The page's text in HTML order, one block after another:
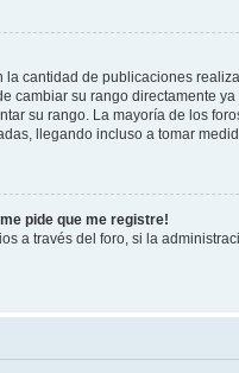
cantidad de publicaciones
cambiar su rango directamente
su rango. La mayoría de los
llegando incluso a tomar
pide que me registre!
a través del foro, si la